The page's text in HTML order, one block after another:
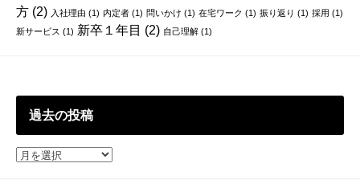
方(2) 入社理由 (1) 内定者(1) 問いかけ (1) 在宅ワーク (1) 振り返り (1) 採用 (1)
新サービス (1) 新卒１年目 (2) 自己理解(1)
過去の投稿
過